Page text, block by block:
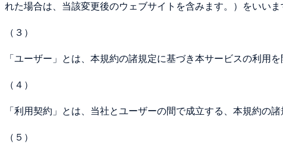
れた場合は、当該変更後のウェブサイトを含みます。）をいいま
（３）
「ユーザー」とは、本規約の諸規定に基づき本サービスの利用
（４）
「利用契約」とは、当社とユーザーの間で成立する、本規約の
（５）